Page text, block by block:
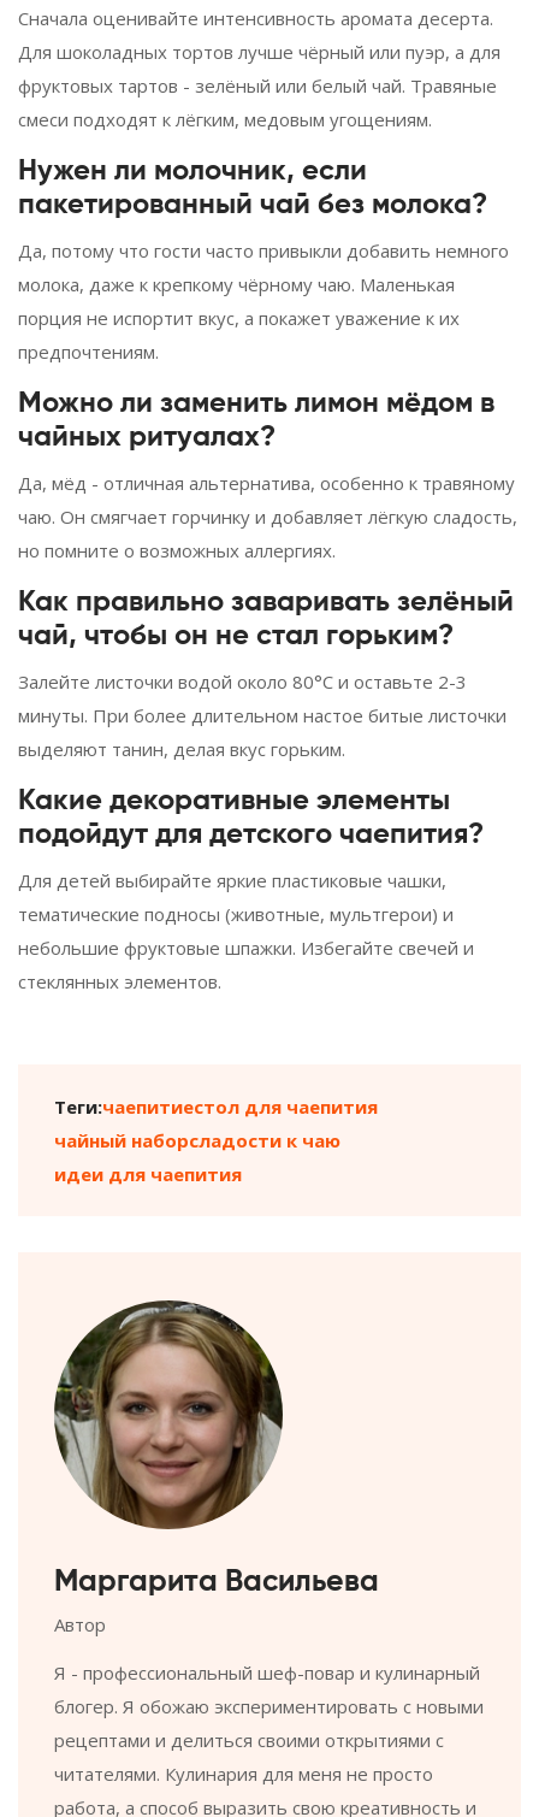
Сначала оценивайте интенсивность аромата десерта.
Для шоколадных тортов лучше чёрный или пуэр, а для
фруктовых тартов - зелёный или белый чай. Травяные
смеси подходят к лёгким, медовым угощениям.
Нужен ли молочник, если
пакетированный чай без молока?
Да, потому что гости часто привыкли добавить немного
молока, даже к крепкому чёрному чаю. Маленькая
порция не испортит вкус, а покажет уважение к их
предпочтениям.
Можно ли заменить лимон мёдом в
чайных ритуалах?
Да, мёд - отличная альтернатива, особенно к травяному
чаю. Он смягчает горчинку и добавляет лёгкую сладость,
но помните о возможных аллергиях.
Как правильно заваривать зелёный
чай, чтобы он не стал горьким?
Залейте листочки водой около 80°C и оставьте 2-3
минуты. При более длительном настое битые листочки
выделяют танин, делая вкус горьким.
Какие декоративные элементы
подойдут для детского чаепития?
Для детей выбирайте яркие пластиковые чашки,
тематические подносы (животные, мультгерои) и
небольшие фруктовые шпажки. Избегайте свечей и
стеклянных элементов.
Теги:чаепитиестол для чаепития
чайный наборсладости к чаю
идеи для чаепития
Маргарита Васильева
Автор
Я - профессиональный шеф-повар и кулинарный
блогер. Я обожаю экспериментировать с новыми
рецептами и делиться своими открытиями с
читателями. Кулинария для меня не просто
работа, а способ выразить свою креативность и